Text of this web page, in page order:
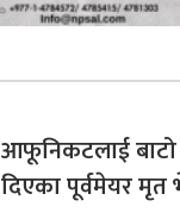
आफूनिकटलाई
दिएका पूर्वमेयर मृत